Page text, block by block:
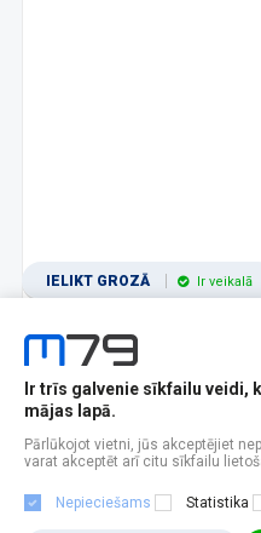
IELIKT GROZĀ Ir veikalā
1 2 3 4
Popularitātes Rādīt
Ir trīs galvenie sīkfailu veidi,
mājas lapā.
Pārlūkojot vietni, jūs akceptējiet
varat akceptēt arī citu sīkfailu
Nepieciešams Statistika